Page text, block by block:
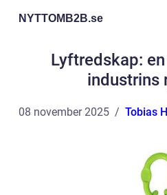
NYTTOMB2B.se
Lyftredskap:
industrins
08 november 2025 Tobias